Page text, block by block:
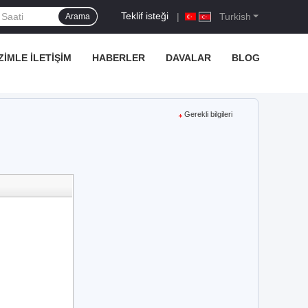
Turkish
Teklif isteği |
Arama
İLETIŞIM HABERLER DAVALAR BLOG
Gerekli bilgileri